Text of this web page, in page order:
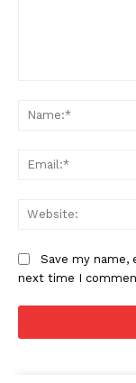
Save my name,
next time I